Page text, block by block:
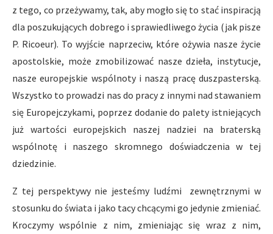
z tego, co przeżywamy, tak, aby mogło się to stać inspiracją
dla poszukujących dobrego i sprawiedliwego życia (jak pisze
P. Ricoeur). To wyjście naprzeciw, które ożywia nasze życie
apostolskie, może zmobilizować nasze dzieła, instytucje,
nasze europejskie wspólnoty i naszą pracę duszpasterską.
Wszystko to prowadzi nas do pracy z innymi nad stawaniem
się Europejczykami, poprzez dodanie do palety istniejących
już wartości europejskich naszej nadziei na braterską
wspólnotę i naszego skromnego doświadczenia w tej
dziedzinie.
Z tej perspektywy nie jesteśmy ludźmi zewnętrznymi w
stosunku do świata i jako tacy chcącymi go jedynie zmieniać.
Kroczymy wspólnie z nim, zmieniając się wraz z nim,